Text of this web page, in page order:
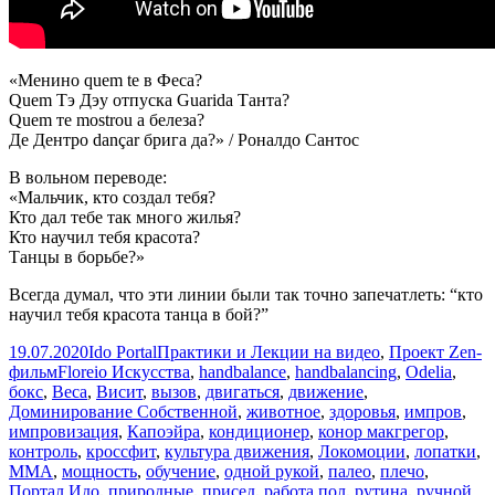
«Менино quem te в Феса?
Quem Тэ Дэу отпуска Guarida Танта?
Quem те mostrou а белеза?
Де Дентро dançar брига да?» / Роналдо Сантос
В вольном переводе:
«Мальчик, кто создал тебя?
Кто дал тебе так много жилья?
Кто научил тебя красота?
Танцы в борьбе?»
Всегда думал, что эти линии были так точно запечатлеть: “кто
научил тебя красота танца в бой?”
Опубликовано
19.07.2020Автор
Ido PortalРубрики
Практики и Лекции на видео, Проект Zen-
фильмМетки
Floreio Искусства, handbalance, handbalancing, Odelia,
бокс, Веса, Висит, вызов, двигаться, движение,
Доминирование Собственной, животное, здоровья, импров,
импровизация, Капоэйра, кондиционер, конор макгрегор,
контроль, кроссфит, культура движения, Локомоции, лопатки,
ММА, мощность, обучение, одной рукой, палео, плечо,
Портал Идо, природные, присед, работа пол, рутина, ручной